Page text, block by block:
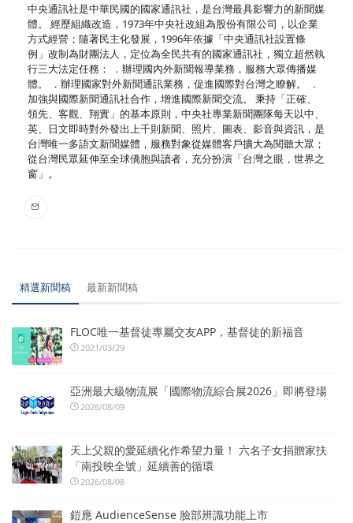
中央通訊社是中華民國的國家通訊社，是台灣最具影響力的新聞媒
體。 經歷組織改造，1973年中央社改組為股份有限公司，以企業
方式經營；隨著民主化發展，1996年依據「中央通訊社設置條
例」改制為財團法人，定位為全民共有的國家通訊社，獨立超然執
行三大法定任務： ．辦理國內外新聞報導業務，服務大眾傳播媒
體。 ．辦理國家對外新聞通訊業務，促進國際對台灣之瞭解。 ．
加強與國際新聞通訊社合作，增進國際新聞交流。 秉持「正確、
領先、客觀、翔實」的基本原則，中央社專業新聞團隊每天以中、
英、日文即時對外發出上千則新聞、照片、圖表、影音與資訊，是
台灣唯一多語文新聞媒體，服務對象從媒體客戶擴大為閱聽大眾；
從台灣民眾延伸至全球僑胞與讀者，充分扮演「台灣之眼，世界之
窗」。
精選新聞稿 最新新聞稿
FLOC唯一基督徒專屬交友APP，基督徒的新福音
2021/03/29
亞洲最大級物流展「國際物流綜合展2026」即將登場
2026/08/09
天上父親的愛延續化作希望力量！ 六名子女捐贈家扶
「南投映全號」延續善的循環
2026/08/08
鎧應 AudienceSense 臉部辨識功能上市